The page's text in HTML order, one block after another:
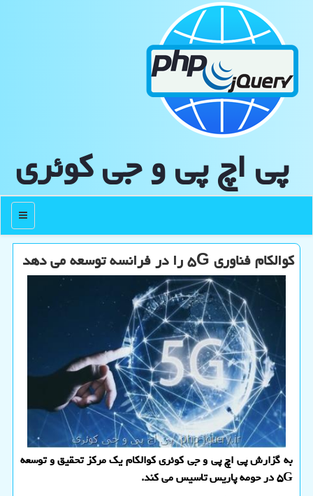
پی اچ پی و جی كوئری
منو
كوالكام فناوری ۵G را در فرانسه توسعه می دهد
به گزارش پی اچ پی و جی کوئری کوالکام یک مرکز تحقیق و توسعه
۵G در حومه پاریس تاسیس می کند.